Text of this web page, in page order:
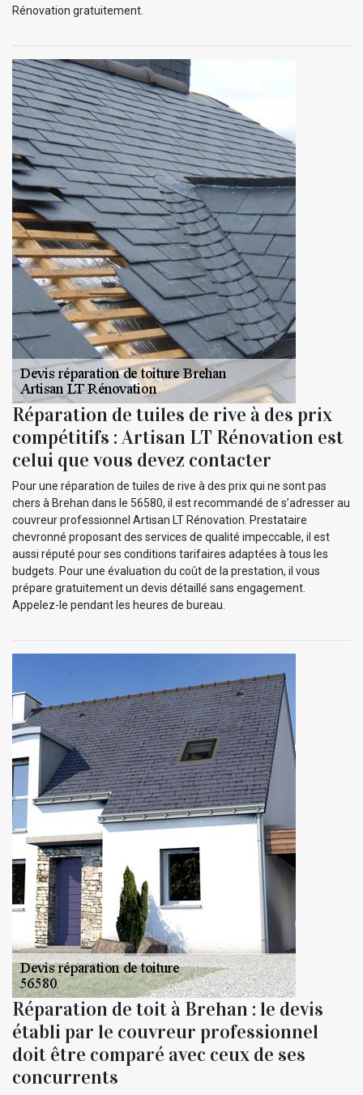
Rénovation gratuitement.
Réparation de tuiles de rive à des prix
compétitifs : Artisan LT Rénovation est
celui que vous devez contacter
Pour une réparation de tuiles de rive à des prix qui ne sont pas
chers à Brehan dans le 56580, il est recommandé de s’adresser au
couvreur professionnel Artisan LT Rénovation. Prestataire
chevronné proposant des services de qualité impeccable, il est
aussi réputé pour ses conditions tarifaires adaptées à tous les
budgets. Pour une évaluation du coût de la prestation, il vous
prépare gratuitement un devis détaillé sans engagement.
Appelez-le pendant les heures de bureau.
Réparation de toit à Brehan : le devis
établi par le couvreur professionnel
doit être comparé avec ceux de ses
concurrents